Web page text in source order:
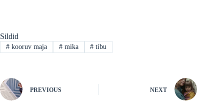
Sildid
#kooruv maja #mika # tibu
PREVIOUS NEXT